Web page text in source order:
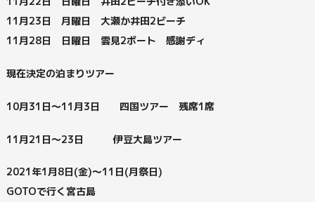
11月23日 月曜日 大瀬か井田2ビーチ
11月28日 日曜日 雲見2ボート 感謝ディ
現在決定の泊まりツアー
10月31日～11月3日 四国ツアー 残席1席
11月21日～23日 伊豆大島ツアー
2021年1月8日(金)～11日(月祭日)
GOTOで行く宮古島